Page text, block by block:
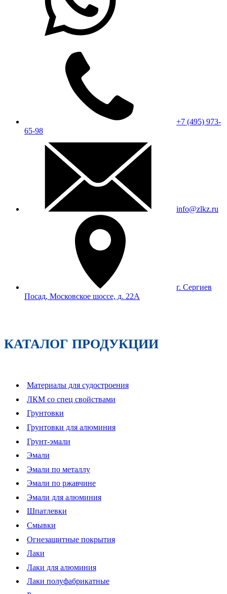
+7 (495) 973-
65-98
info@zlkz.ru
г. Сергиев
Посад, Московское шоссе, д. 22А
КАТАЛОГ ПРОДУКЦИИ
Материалы для судостроения
ЛКМ со спец свойствами
Грунтовки
Грунтовки для алюминия
Грунт-эмали
Эмали
Эмали по металлу
Эмали по ржавчине
Эмали для алюминия
Шпатлевки
Смывки
Огнезащитные покрытия
Лаки
Лаки для алюминия
Лаки полуфабрикатные